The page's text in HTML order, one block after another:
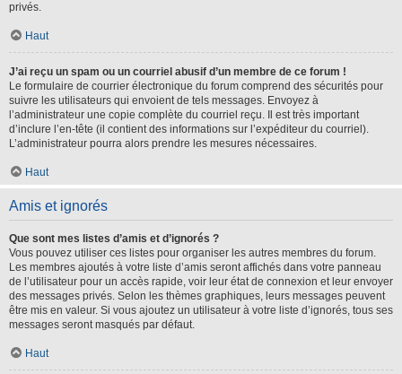
privés.
Haut
J’ai reçu un spam ou un courriel abusif d’un membre de ce forum !
Le formulaire de courrier électronique du forum comprend des sécurités pour
suivre les utilisateurs qui envoient de tels messages. Envoyez à
l’administrateur une copie complète du courriel reçu. Il est très important
d’inclure l’en-tête (il contient des informations sur l’expéditeur du courriel).
L’administrateur pourra alors prendre les mesures nécessaires.
Haut
Amis et ignorés
Que sont mes listes d’amis et d’ignorés ?
Vous pouvez utiliser ces listes pour organiser les autres membres du forum.
Les membres ajoutés à votre liste d’amis seront affichés dans votre panneau
de l’utilisateur pour un accès rapide, voir leur état de connexion et leur envoyer
des messages privés. Selon les thèmes graphiques, leurs messages peuvent
être mis en valeur. Si vous ajoutez un utilisateur à votre liste d’ignorés, tous ses
messages seront masqués par défaut.
Haut